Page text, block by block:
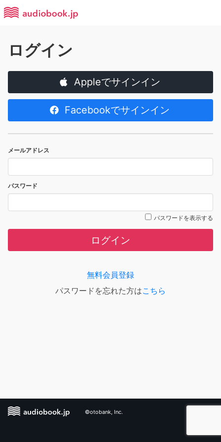
ログイン
Appleでサインイン
Facebookでサインイン
メールアドレス
パスワード
パスワードを表示する
ログイン
無料会員登録
パスワードを忘れた方はこちら
©otobank, Inc.